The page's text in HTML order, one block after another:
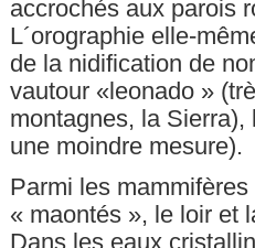
accrochés aux parois
L´orographie elle-
de la nidification de
vautour «leonado »
montagnes, la Sierra),
une moindre mesure).
Parmi les
« maontés », le loir et